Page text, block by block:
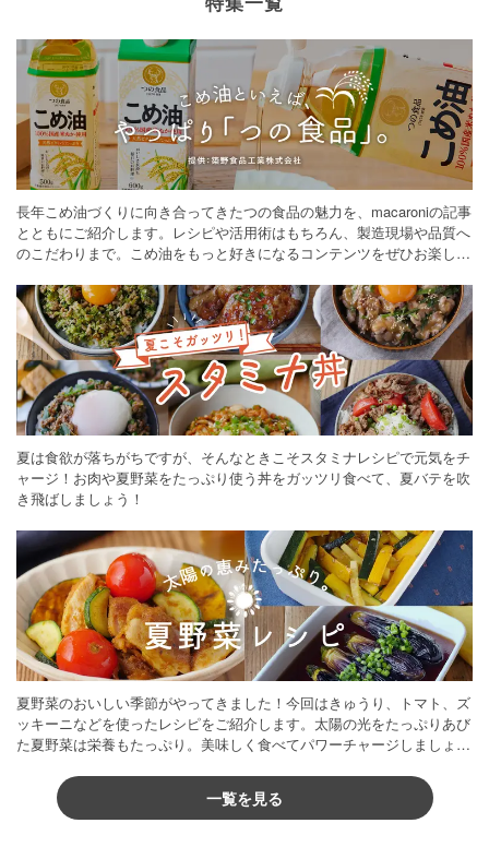
長年こめ油づくりに向き合ってきたつの食品の魅力を、macaroniの記事
とともにご紹介します。レシピや活用術はもちろん、製造現場や品質へ
のこだわりまで。こめ油をもっと好きになるコンテンツをぜひお楽しみ
夏は食欲が落ちがちですが、そんなときこそスタミナレシピで元気をチ
ャージ！お肉や夏野菜をたっぷり使う丼をガッツリ食べて、夏バテを吹
き飛ばしましょう！
夏野菜のおいしい季節がやってきました！今回はきゅうり、トマト、ズ
ッキーニなどを使ったレシピをご紹介します。太陽の光をたっぷりあび
た夏野菜は栄養もたっぷり。美味しく食べてパワーチャージしましょう
一覧を見る